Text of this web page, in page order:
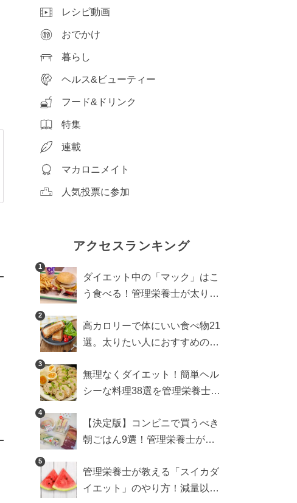
レシピ動画
おでかけ
暮らし
ヘルス&ビューティー
フード&ドリンク
特集
連載
マカロニメイト
人気投票に参加
アクセスランキング
1
ダイエット中の「マック」はこ
う食べる！管理栄養士が太りに
2
高カロリーで体にいい食べ物21
選。太りたい人におすすめのレ
3
無理なくダイエット！簡単ヘル
シーな料理38選を管理栄養士が
4
【決定版】コンビニで買うべき
朝ごはん9選！管理栄養士がロ
厳選
5
管理栄養士が教える「スイカダ
イエット」のやり方！減量以外